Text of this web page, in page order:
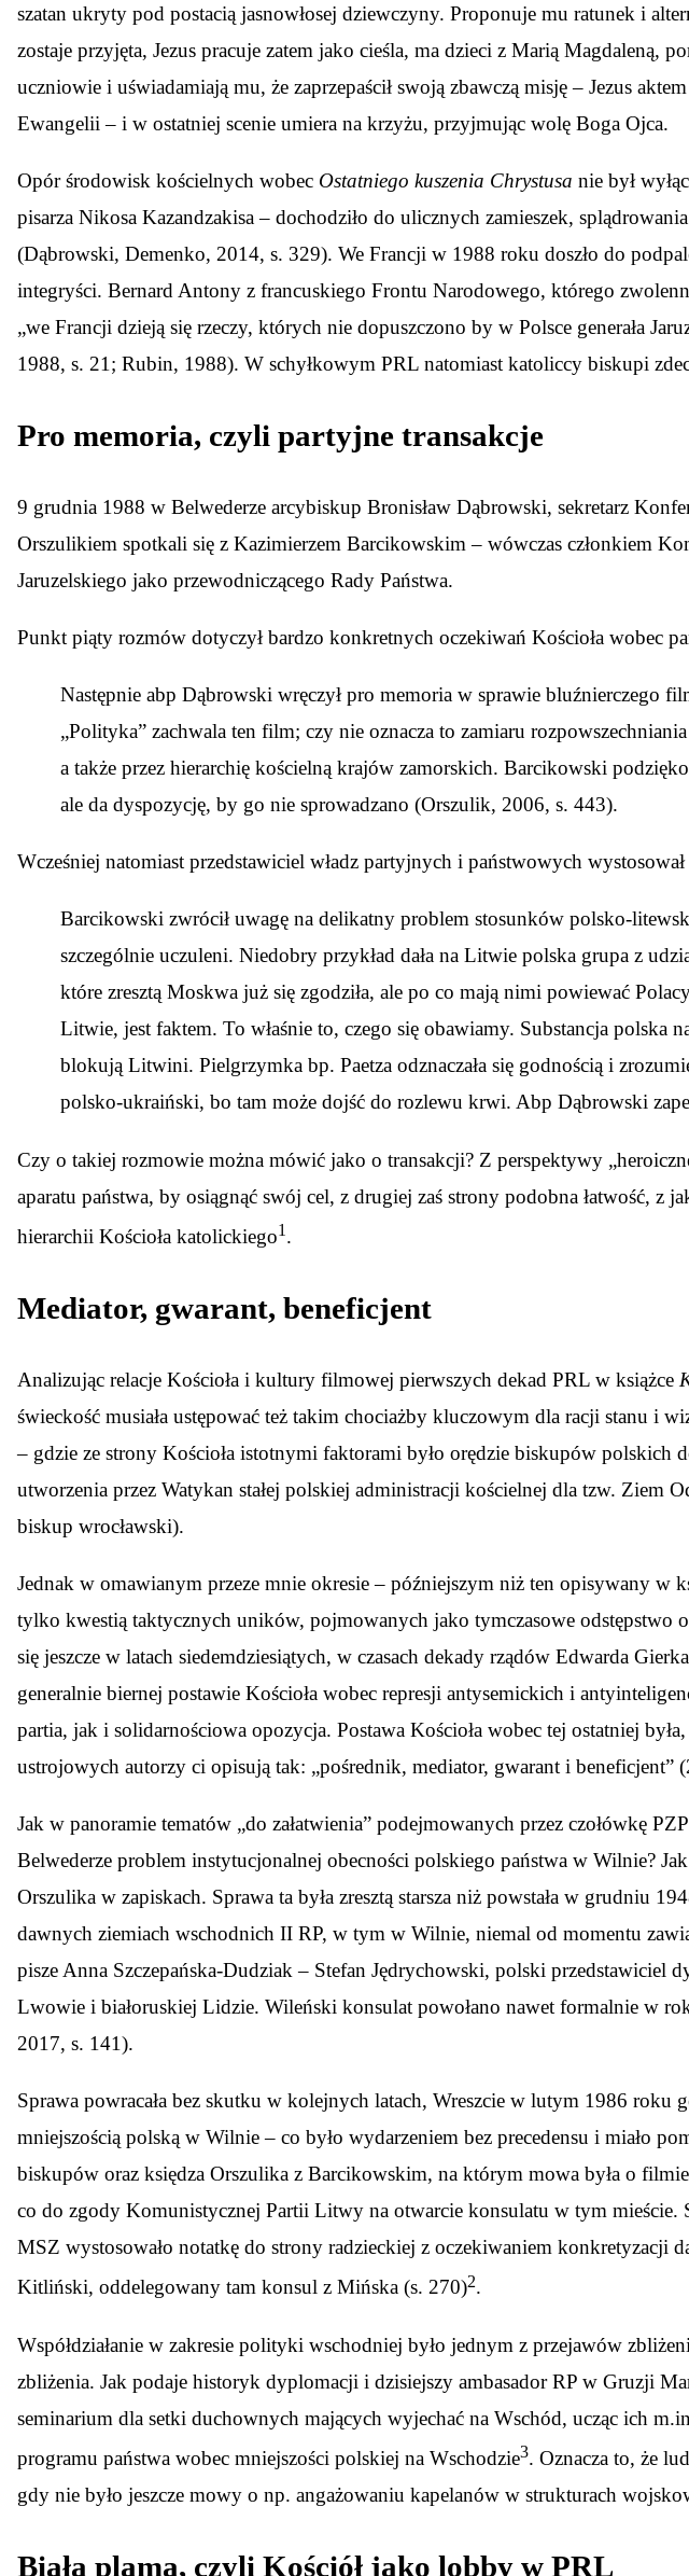
szatan ukryty pod postacią jasnowłosej dziewczyny. Proponuje mu ratunek i
zostaje przyjęta, Jezus pracuje zatem jako cieśla, ma dzieci z Marią Magdaleną,
uczniowie i uświadamiają mu, że zaprzepaścił swoją zbawczą misję – Jezus
Ewangelii – i w ostatniej scenie umiera na krzyżu, przyjmując wolę Boga Ojca.
Opór środowisk kościelnych wobec Ostatniego kuszenia Chrystusa nie był
pisarza Nikosa Kazandzakisa – dochodziło do ulicznych zamieszek,
(Dąbrowski, Demenko, 2014, s. 329). We Francji w 1988 roku doszło do
integryści. Bernard Antony z francuskiego Frontu Narodowego, którego
„we Francji dzieją się rzeczy, których nie dopuszczono by w Polsce generała
1988, s. 21; Rubin, 1988). W schyłkowym PRL natomiast katoliccy biskupi
Pro memoria, czyli partyjne transakcje
9 grudnia 1988 w Belwederze arcybiskup Bronisław Dąbrowski, sekretarz
Orszulikiem spotkali się z Kazimierzem Barcikowskim – wówczas członkiem
Jaruzelskiego jako przewodniczącego Rady Państwa.
Punkt piąty rozmów dotyczył bardzo konkretnych oczekiwań Kościoła wobec
Następnie abp Dąbrowski wręczył pro memoria w sprawie bluźnierczego
„Polityka” zachwala ten film; czy nie oznacza to zamiaru
a także przez hierarchię kościelną krajów zamorskich. Barcikowski
ale da dyspozycję, by go nie sprowadzano (Orszulik, 2006, s. 443).
Wcześniej natomiast przedstawiciel władz partyjnych i państwowych
Barcikowski zwrócił uwagę na delikatny problem stosunków polsko-
szczególnie uczuleni. Niedobry przykład dała na Litwie polska grupa z
które zresztą Moskwa już się zgodziła, ale po co mają nimi powiewać
Litwie, jest faktem. To właśnie to, czego się obawiamy. Substancja polska
blokują Litwini. Pielgrzymka bp. Paetza odznaczała się godnością i
polsko-ukraiński, bo tam może dojść do rozlewu krwi. Abp Dąbrowski
Czy o takiej rozmowie można mówić jako o transakcji? Z perspektywy
aparatu państwa, by osiągnąć swój cel, z drugiej zaś strony podobna łatwość, z
hierarchii Kościoła katolickiego1 .
Mediator, gwarant, beneficjent
Analizując relacje Kościoła i kultury filmowej pierwszych dekad PRL w książce
świeckość musiała ustępować też takim chociażby kluczowym dla racji stanu i
– gdzie ze strony Kościoła istotnymi faktorami było orędzie biskupów
utworzenia przez Watykan stałej polskiej administracji kościelnej dla tzw.
biskup wrocławski).
Jednak w omawianym przeze mnie okresie – późniejszym niż ten opisywany w
tylko kwestią taktycznych uników, pojmowanych jako tymczasowe odstępstwo
się jeszcze w latach siedemdziesiątych, w czasach dekady rządów Edwarda
generalnie biernej postawie Kościoła wobec represji antysemickich i
partia, jak i solidarnościowa opozycja. Postawa Kościoła wobec tej ostatniej
ustrojowych autorzy ci opisują tak: „pośrednik, mediator, gwarant i beneficjent”
Jak w panoramie tematów „do załatwienia” podejmowanych przez czołówkę
Belwederze problem instytucjonalnej obecności polskiego państwa w Wilnie?
Orszulika w zapiskach. Sprawa ta była zresztą starsza niż powstała w
dawnych ziemiach wschodnich II RP, w tym w Wilnie, niemal od momentu
pisze Anna Szczepańska-Dudziak – Stefan Jędrychowski, polski
Lwowie i białoruskiej Lidzie. Wileński konsulat powołano nawet formalnie w
2017, s. 141).
Sprawa powracała bez skutku w kolejnych latach, Wreszcie w lutym 1986 roku
mniejszością polską w Wilnie – co było wydarzeniem bez precedensu i miało
biskupów oraz księdza Orszulika z Barcikowskim, na którym mowa była o
co do zgody Komunistycznej Partii Litwy na otwarcie konsulatu w tym mieście.
MSZ wystosowało notatkę do strony radzieckiej z oczekiwaniem
Kitliński, oddelegowany tam konsul z Mińska (s. 270)2.
Współdziałanie w zakresie polityki wschodniej było jednym z przejawów
zbliżenia. Jak podaje historyk dyplomacji i dzisiejszy ambasador RP w Gruzji
seminarium dla setki duchownych mających wyjechać na Wschód, ucząc ich
programu państwa wobec mniejszości polskiej na Wschodzie3. Oznacza to, że
gdy nie było jeszcze mowy o np. angażowaniu kapelanów w strukturach
Biała plama, czyli Kościół jako lobby w PRL